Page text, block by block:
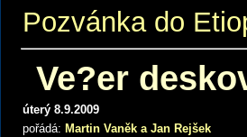
Pozvánka do
Ve?er
úterý 8.9.2009
pořádá: Martin Vaněk a Jan Rejšek